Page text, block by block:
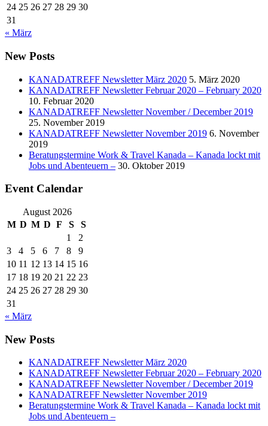
24 25 26 27 28 29 30
31
« März
New Posts
KANADATREFF Newsletter März 2020 5. März 2020
KANADATREFF Newsletter Februar 2020 – February 2020
10. Februar 2020
KANADATREFF Newsletter November / December 2019
25. November 2019
KANADATREFF Newsletter November 2019 6. November
2019
Beratungstermine Work & Travel Kanada – Kanada lockt mit
Jobs und Abenteuern – 30. Oktober 2019
Event Calendar
August 2026
M D M D F S
S
1
2
3
4 5 6 7 8
9
10 11 12 13 14 15 16
17 18 19 20 21 22 23
24 25 26 27 28 29 30
31
« März
New Posts
KANADATREFF Newsletter März 2020
KANADATREFF Newsletter Februar 2020 – February 2020
KANADATREFF Newsletter November / December 2019
KANADATREFF Newsletter November 2019
Beratungstermine Work & Travel Kanada – Kanada lockt mit
Jobs und Abenteuern –